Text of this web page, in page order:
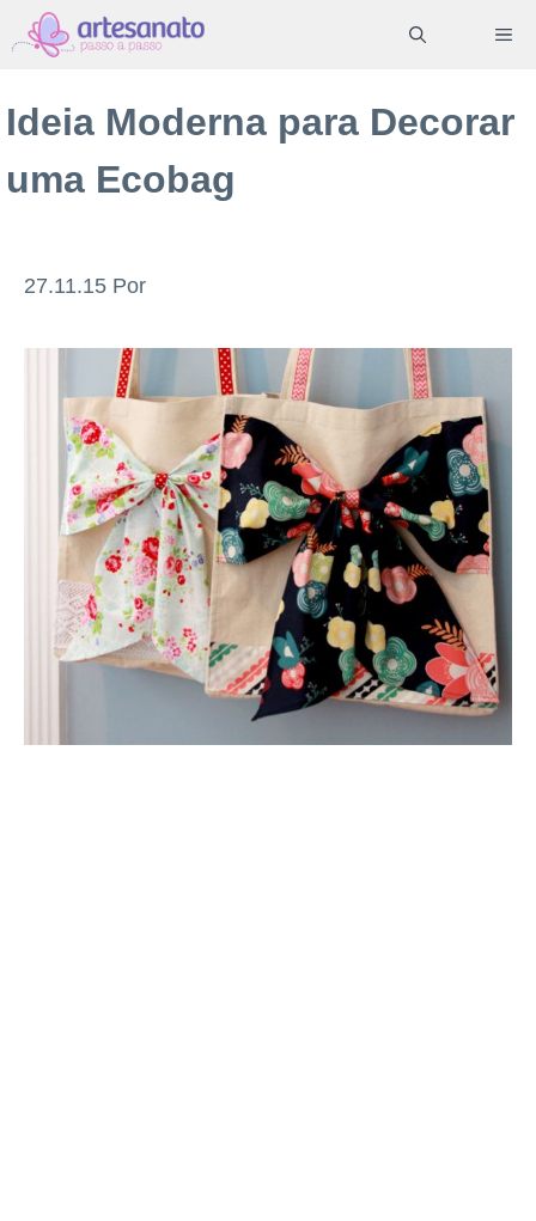
Pular
para
conteúdo
Ideia Moderna para Decorar
uma Ecobag
27.11.15 Por